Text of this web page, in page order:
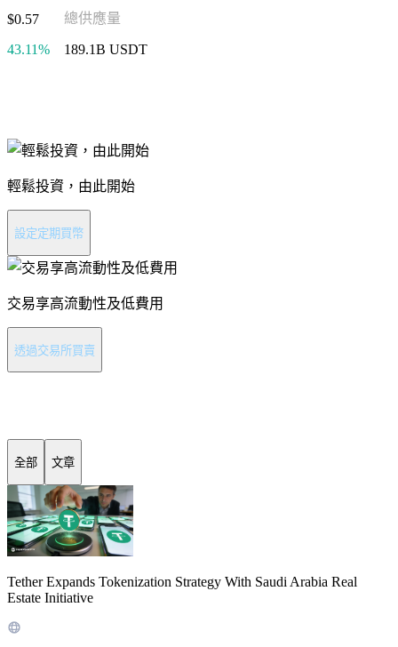
$0.57
43.11%
總供應量
189.1B USDT
輕鬆投資，由此開始
設定定期買幣
交易享高流動性及低費用
透過交易所買賣
全部 文章
Tether Expands Tokenization Strategy With Saudi Arabia Real
Estate Initiative